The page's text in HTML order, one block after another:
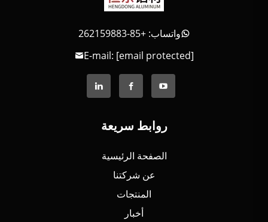
واتساب: +85-262159883
E-mail: [email protected]
روابط سريعة
الصفحة الرئيسية
عن شركتنا
المنتجات
أخبار